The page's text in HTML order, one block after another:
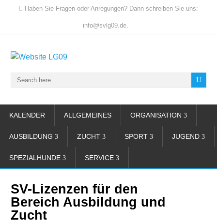
Haben Sie Fragen oder Anregungen? Dann schreiben Sie uns:
info@svlg09.de.
KALENDER ALLGEMEINES ORGANISATION
AUSBILDUNG ZUCHT SPORT JUGEND
SPEZIALHUNDE SERVICE
SV-Lizenzen für den
Bereich Ausbildung und
Zucht